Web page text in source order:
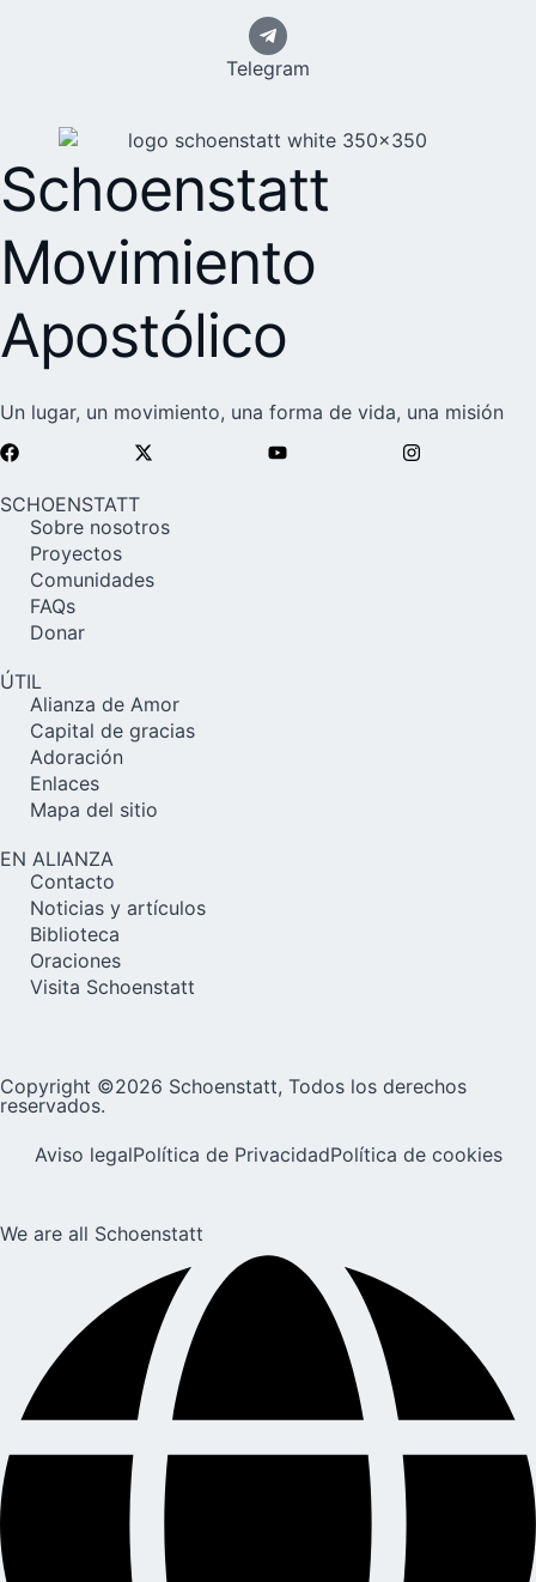
Telegram
Schoenstatt
Movimiento
Apostólico
Un lugar, un movimiento, una forma de vida, una misión
SCHOENSTATT
Sobre nosotros
Proyectos
Comunidades
FAQs
Donar
ÚTIL
Alianza de Amor
Capital de gracias
Adoración
Enlaces
Mapa del sitio
EN ALIANZA
Contacto
Noticias y artículos
Biblioteca
Oraciones
Visita Schoenstatt
Copyright ©2026 Schoenstatt, Todos los derechos
reservados.
Aviso legalPolítica de PrivacidadPolítica de cookies
We are all Schoenstatt